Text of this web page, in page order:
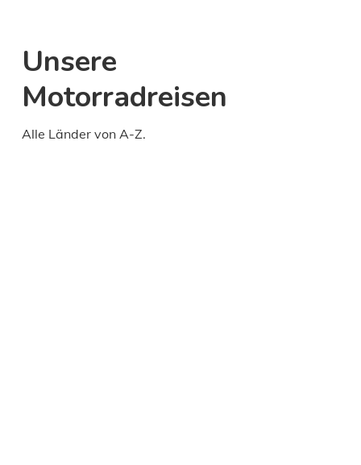
Unsere
Motorradreisen
Alle Länder von A-Z.